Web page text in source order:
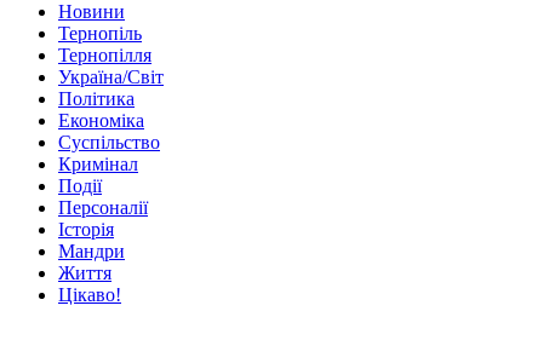
Новини
Тернопіль
Тернопілля
Україна/Світ
Політика
Економіка
Суспільство
Кримінал
Події
Персоналії
Історія
Мандри
Життя
Цікаво!